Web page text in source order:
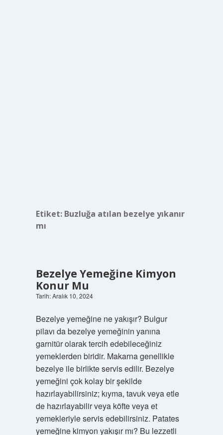
Etiket: Buzluğa atılan bezelye yıkanır
mı
Bezelye Yemeğine Kimyon
Konur Mu
Tarih: Aralık 10, 2024
Bezelye yemeğine ne yakışır? Bulgur
pilavı da bezelye yemeğinin yanına
garnitür olarak tercih edebileceğiniz
yemeklerden biridir. Makarna genellikle
bezelye ile birlikte servis edilir. Bezelye
yemeğini çok kolay bir şekilde
hazırlayabilirsiniz; kıyma, tavuk veya etle
de hazırlayabilir veya köfte veya et
yemekleriyle servis edebilirsiniz. Patates
yemeğine kimyon yakışır mı? Bu lezzetli